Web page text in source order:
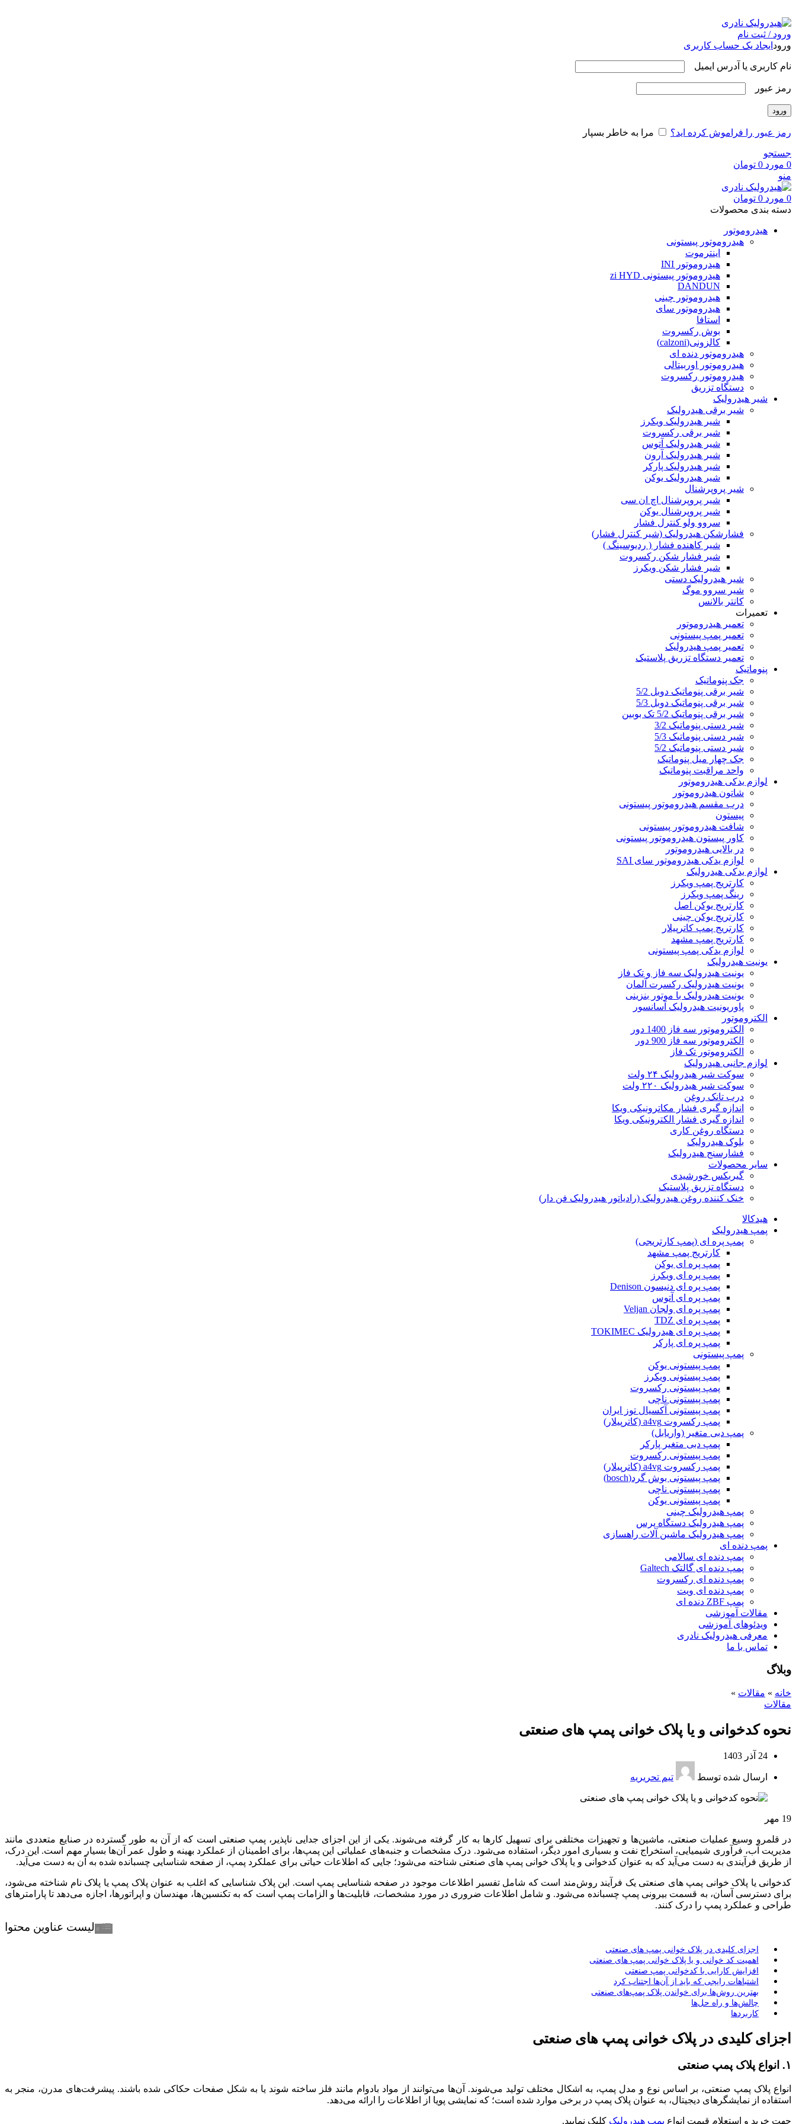
ورود / ثبت نام
ورود ایجاد یک حساب کاربری
نام کاربری یا آدرس ایمیل
رمز عبور
ورود
رمز عبور را فراموش کرده اید؟ مرا به خاطر بسپار
جستجو
0 مورد 0 تومان
منو
0 مورد 0 تومان
دسته بندی محصولات
هیدروموتور
هیدروموتور پیستونی
اینترموت
هیدروموتور INI
هیدروموتور پیستونی zi HYD
DANDUN
هیدروموتور چینی
هیدروموتور سای
استافا
بوش رکسروت
کالزونی(calzoni)
هیدروموتور دنده ای
هیدروموتور اوربیتالی
هیدروموتور رکسروت
دستگاه تزریق
شیر هیدرولیک
شیر برقی هیدرولیک
شیر هیدرولیک ویکرز
شیر برقی رکسروت
شیر هیدرولیک آتوس
شیر هیدرولیک آرون
شیر هیدرولیک پارکر
شیر هیدرولیک یوکن
شیر پروپرشنال
شیر پروپرشنال اچ ان سی
شیر پروپرشنال یوکن
سروو ولو کنترل فشار
فشارشکن هیدرولیک (شیر کنترل فشار)
شير کاهنده فشار ( ردیوسینگ )
شیر فشار شکن رکسروت
شیر فشار شکن ویکرز
شیر هیدرولیک دستی
شیر سروو موگ
کانتر بالانس
تعمیرات
تعمیر هیدروموتور
تعمیر پمپ پیستونی
تعمیر پمپ هیدرولیک
تعمیر دستگاه تزریق پلاستیک
پنوماتیک
جک پنوماتیک
شیر برقی پنوماتیک دوبل 5/2
شیر برقی پنوماتیک دوبل 5/3
شیر برقی پنوماتیک 5/2 تک بوبین
شیر دستی پنوماتیک 3/2
شیر دستی پنوماتیک 5/3
شیر دستی پنوماتیک 5/2
جک چهار میل پنوماتیک
واحد مراقبت پنوماتیک
لوازم یدکی هیدروموتور
شاتون هیدروموتور
درب مقسم هیدروموتور پیستونی
پیستون
شافت هیدروموتور پیستونی
کاور پیستون هیدروموتور پیستونی
در بالایی هیدروموتور
لوازم یدکی هیدروموتور سای SAI
لوازم یدکی هیدرولیک
کارتریج پمپ ویکرز
رینگ پمپ ویکرز
کارتریج یوکن اصل
کارتریج یوکن چینی
کارتریج پمپ کاترپیلار
کارتریج پمپ مشهد
لوازم یدکی پمپ پیستونی
یونیت هیدرولیک
یونیت هیدرولیک سه فاز و تک فاز
یونیت هیدرولیک رکسرت آلمان
یونیت هیدرولیک با موتور بنزینی
پاوریونیت هیدرولیک آسانسور
الکتروموتور
الکتروموتور سه فاز 1400 دور
الکتروموتور سه فاز 900 دور
الکتروموتور تک فاز
لوازم جانبی هیدرولیک
سوکت شیر هیدرولیک ۲۴ ولت
سوکت شیر هیدرولیک ۲۲۰ ولت
درب تانک روغن
اندازه گیری فشار مکاترونیکی ویکا
اندازه گیری فشار الکترونیکی ویکا
دستگاه روغن کاری
بلوک هیدرولیک
فشارسنج هیدرولیک
سایر محصولات
گیربکس خورشیدی
دستگاه تزریق پلاستیک
خنک کننده روغن هیدرولیک (رادیاتور هیدرولیک فن دار)
هیدکالا
پمپ هیدرولیک
پمپ پره ای (پمپ کارتریجی)
کارتریج پمپ مشهد
پمپ پره ای یوکن
پمپ پره ای ویکرز
پمپ پره ای دنیسون Denison
پمپ پره ای آتوس
پمپ پره ای ولجان Veljan
پمپ پره ای TDZ
پمپ پره ای هیدرولیک TOKIMEC
پمپ پره ای پارکر
پمپ پیستونی
پمپ پیستونی یوکن
پمپ پیستونی ویکرز
پمپ پیستونی رکسروت
پمپ پیستونی ناچی
پمپ پیستونی آکسیال توز ایران
پمپ رکسروت a4vg (کاترپیلار)
پمپ دبی متغیر (واریابل)
پمپ دبی متغیر پارکر
پمپ پیستونی رکسروت
پمپ رکسروت a4vg (کاترپیلار)
پمپ پیستونی بوش گرد(bosch)
پمپ پیستونی ناچی
پمپ پیستونی یوکن
پمپ هیدرولیک چینی
پمپ هیدرولیک دستگاه پرس
پمپ هیدرولیک ماشین آلات راهسازی
پمپ دنده ای
پمپ دنده ای سالامی
پمپ دنده ای گالتک Galtech
پمپ دنده ای رکسروت
پمپ دنده ای ویت
پمپ ZBF دنده ای
مقالات آموزشی
ویدئوهای آموزشی
معرفی هیدرولیک نادری
تماس با ما
وبلاگ
خانه » مقالات »
مقالات
نحوه کدخوانی و یا پلاک خوانی پمپ های صنعتی
24 آذر 1403
ارسال شده توسط تیم تحریریه
19 مهر
در قلمرو وسیع عملیات صنعتی، ماشین‌ها و تجهیزات مختلفی برای تسهیل کارها به کار گرفته می‌شوند. یکی از این اجزای جدایی ناپذیر، پمپ صنعتی است که از آن به طور گسترده در صنایع متعددی مانند
مدیریت آب، فرآوری شیمیایی، استخراج نفت و بسیاری امور دیگر، استفاده می‌شود. درک مشخصات و جنبه‌های عملیاتی این پمپ‌ها، برای اطمینان از عملکرد بهینه و طول عمر آن‌ها بسیار مهم است. این درک،
از طریق فرآیندی به دست می‌آید که به عنوان کدخوانی و یا پلاک خوانی پمپ های صنعتی شناخته می‌شود؛ جایی که اطلاعات حیاتی برای عملکرد پمپ، از صفحه شناسایی چسبانده شده به آن به دست می‌آید.
کدخوانی یا پلاک خوانی پمپ های صنعتی یک فرآیند روش‌مند است که شامل تفسیر اطلاعات موجود در صفحه شناسایی پمپ است. این پلاک شناسایی که اغلب به عنوان پلاک پمپ یا پلاک نام شناخته می‌شود،
برای دسترسی آسان، به قسمت بیرونی پمپ چسبانده می‌شود. و شامل اطلاعات ضروری در مورد مشخصات، قابلیت‌ها و الزامات پمپ است که به تکنسین‌ها، مهندسان و اپراتورها، اجازه می‌دهد تا پارامترهای
طراحی و عملکرد پمپ را درک کنند.
لیست عناوین محتوا
اجزای کلیدی در پلاک خوانی پمپ های صنعتی
اهمیت کد خوانی و یا پلاک خوانی پمپ های صنعتی
افزایش کارایی با کدخوانی پمپ صنعتی
اشتباهات رایجی که باید از آن‌ها اجتناب کرد
بهترین روش‌ها برای خواندن پلاک پمپ‌های صنعتی
چالش‌ها و راه حل‌ها
کاربردها
اجزای کلیدی در پلاک خوانی پمپ های صنعتی
۱. انواع پلاک پمپ صنعتی
انواع پلاک پمپ صنعتی، بر اساس نوع و مدل پمپ، به اشکال مختلف تولید می‌شوند. آن‌ها می‌توانند از مواد بادوام مانند فلز ساخته شوند یا به شکل صفحات حکاکی شده باشند. پیشرفت‌های مدرن، منجر به
استفاده از نمایشگرهای دیجیتال، به عنوان پلاک پمپ در برخی موارد شده است؛ که نمایشی پویا از اطلاعات را ارائه می‌دهد.
جهت خرید و استعلام قیمت انواع پمپ هیدرولیک کلیک نمایید.